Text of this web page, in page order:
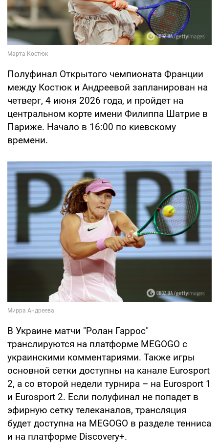
Полуфинал Открытого чемпионата Франции
между Костюк и Андреевой запланирован на
четверг, 4 июня 2026 года, и пройдет на
центральном корте имени Филиппа Шатрие в
Париже. Начало в 16:00 по киевскому
времени.
В Украине матчи "Ролан Гаррос"
транслируются на платформе MEGOGO с
украинскими комментариями. Также игры
основной сетки доступны на канале Eurosport
2, а со второй недели турнира – на Eurosport 1
и Eurosport 2. Если полуфинал не попадет в
эфирную сетку телеканалов, трансляция
будет доступна на MEGOGO в разделе тенниса
и на платформе Discovery+.